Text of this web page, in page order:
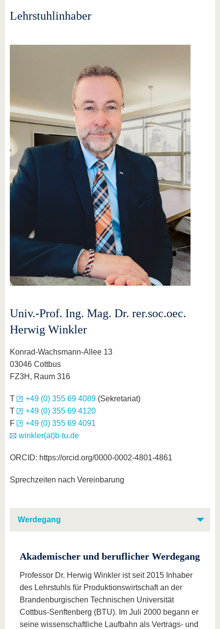
Lehrstuhlinhaber
Univ.-Prof. Ing. Mag. Dr. rer.soc.oec.
Herwig Winkler
Konrad-Wachsmann-Allee 13
03046 Cottbus
FZ3H, Raum 316
T +49 (0) 355 69 4089 (Sekretariat)
T
+49 (0) 355 69 4120
F
+49 (0) 355 69 4091
winkler(at)b-tu.de
ORCID: https://orcid.org/0000-0002-4801-4861
Sprechzeiten nach Vereinbarung
Werdegang
Akademischer und beruflicher Werdegang
Professor Dr. Herwig Winkler ist seit 2015 Inhaber
des Lehrstuhls für Produktionswirtschaft an der
Brandenburgischen Technischen Universität
Cottbus-Senftenberg (BTU). Im Juli 2000 begann er
seine wissenschaftliche Laufbahn als Vertrags- und